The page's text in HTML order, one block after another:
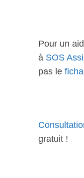
Pour un
à SOS
pas le
gratuit !